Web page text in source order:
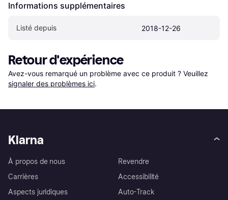
Informations supplémentaires
Listé depuis 2018-12-26
Retour d'expérience
Avez-vous remarqué un problème avec ce produit ? Veuillez
signaler des problèmes ici.
Klarna
À propos de nous
Carrières
Aspects juridiques
Revendre
Accessibilité
Auto-Track